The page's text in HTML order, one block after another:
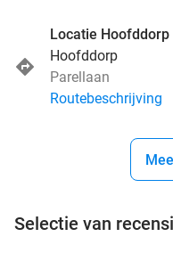
Locatie Hoofddorp
Hoofddorp
Parellaan
Routebeschrijving
Selectie van